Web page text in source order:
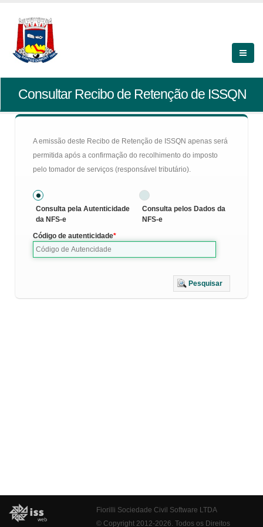
Consultar Recibo de Retenção de ISSQN
A emissão deste Recibo de Retenção de ISSQN apenas será
permitida após a confirmação do recolhimento do imposto
pelo tomador de serviços (responsável tributário).
Consulta pela Autenticidade
da NFS-e
Consulta pelos Dados da
NFS-e
Código de autenticidade
Pesquisar
Fiorilli Sociedade Civil Software LTDA
© Copyright 2012-2026. Todos os Direitos